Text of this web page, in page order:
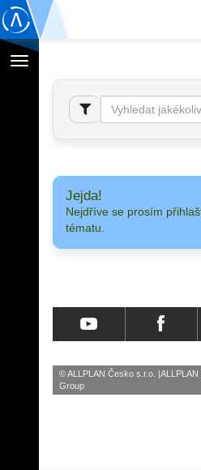
Přepnout
navigaci
Jejda!
Nejdříve se prosím
tématu.
© ALLPLAN Česko s.r.o.
Group